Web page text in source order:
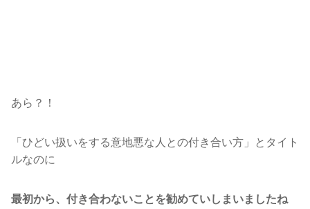
あら？！
「ひどい扱いをする意地悪な人との付き合い方」とタイト
ルなのに
最初から、付き合わないことを勧めていしまいましたね